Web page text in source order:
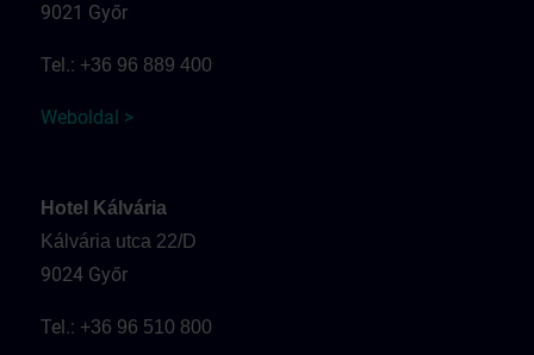
9021 Győr
Tel.: +36 96 889 400
Weboldal >
Hotel Kálvária
Kálvária utca 22/D
9024 Győr
Tel.: +36 96 510 800